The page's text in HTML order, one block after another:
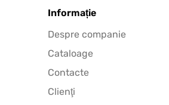
Informație
Despre companie
Cataloage
Contacte
Clienţi